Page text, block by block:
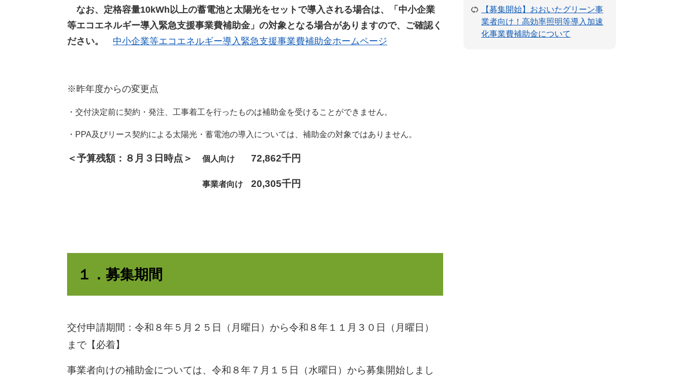
なお、定格容量10kWh以上の蓄電池と太陽光をセットで導入される場合は、「中小企業
等エコエネルギー導入緊急支援事業費補助金​」の対象となる場合がありますので、ご確認く
ださい。 中小企業等エコエネルギー導入緊急支援事業費補助金ホームページ
※昨年度からの変更点
・交付決定前に契約・発注、工事着工を行ったものは補助金を受けることができません。
・PPA及びリース契約による太陽光・蓄電池の導入については、補助金の対象ではありません。
＜予算残額：８月３日時点＞ 個人向け 72,862千円
事業者向け 20,305千円
１．募集期間
交付申請期間：令和８年５月２５日（月曜日）から令和８年１１月３０日（月曜日）
まで【必着】
事業者向けの補助金については、令和８年７月１５日（水曜日）から募集開始しまし
【募集開始】おおいたグリーン事
業者向け！高効率照明等導入加速
化事業費補助金について